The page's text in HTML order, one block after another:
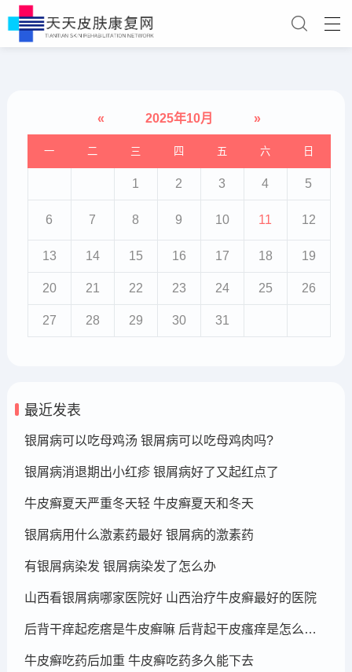
« 2025年10月 »
一 二 三 四 五 六 日
1 2 3 4 5
6 7 8 9 10 11 12
13 14 15 16 17 18 19
20 21 22 23 24 25 26
27 28 29 30 31
最近发表
银屑病可以吃母鸡汤 银屑病可以吃母鸡肉吗?
银屑病消退期出小红疹 银屑病好了又起红点了
牛皮癣夏天严重冬天轻 牛皮癣夏天和冬天
银屑病用什么激素药最好 银屑病的激素药
有银屑病染发 银屑病染发了怎么办
山西看银屑病哪家医院好 山西治疗牛皮癣最好的医院
后背干痒起疙瘩是牛皮癣嘛 后背起干皮瘙痒是怎么回事
牛皮癣吃药后加重 牛皮癣吃药多久能下去